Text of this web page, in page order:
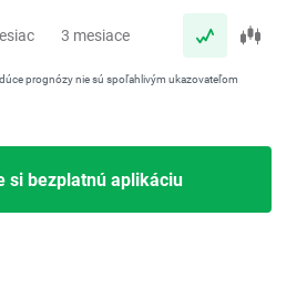
3 mesiace
prognózy nie sú spoľahlivým ukazovateľom
si bezplatnú aplikáciu